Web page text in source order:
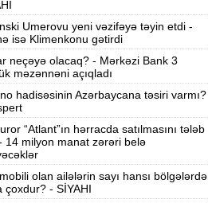
üzrə ən az seçilən 5
-SİYAHI
eyni dərman fərqli qiymətə
-VİDEO
qarşısında kütləvi dava -
və xəsarət alanlar var
yaşayış binasındakı
istismarı dayandırıldı -Video
Umerovu yeni vəzifəyə təyin etdi -
isə Klimenkonu gətirdi
neçəyə olacaq? - Mərkəzi Bank 3
məzənnəni açıqladı
hadisəsinin Azərbaycana təsiri varmı?
“Atlant”ın hərracda satılmasını tələb
14 milyon manat zərəri belə
olan ailələrin sayı hansı bölgələrdə
çoxdur? - SİYAHI